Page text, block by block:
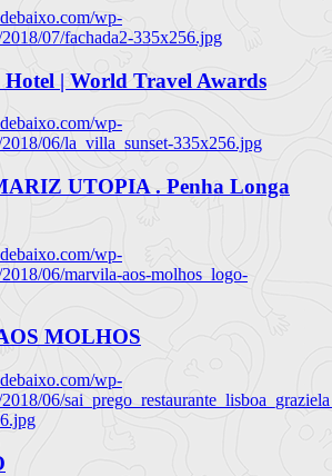
wp-
07/fachada2-335x256.jpg
Hotel | World Travel Awards
wp-
06/la_villa_sunset-335x256.jpg
UTOPIA . Penha Longa
wp-
06/marvila-aos-molhos_logo-
MOLHOS
wp-
06/